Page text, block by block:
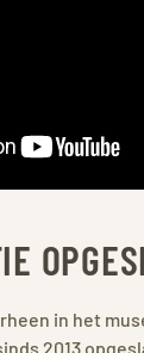
in het
2013